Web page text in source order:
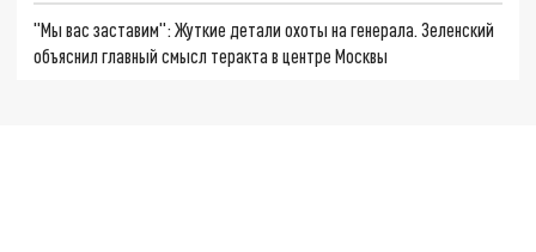
"Мы вас заставим": Жуткие детали охоты на генерала. Зеленский
объяснил главный смысл теракта в центре Москвы